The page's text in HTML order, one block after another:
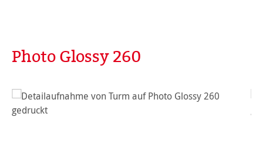
Photo Glossy 260
Bildergalerie überspringen